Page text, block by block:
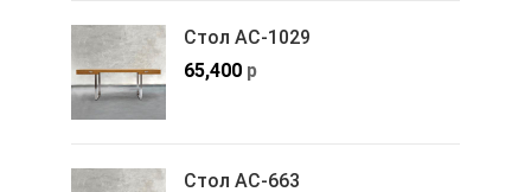
Стол АС-1029
65,400 р
Стол АС-663